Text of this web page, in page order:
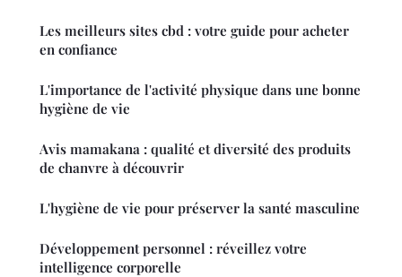
Les meilleurs sites cbd : votre guide pour acheter
en confiance
L'importance de l'activité physique dans une bonne
hygiène de vie
Avis mamakana : qualité et diversité des produits
de chanvre à découvrir
L'hygiène de vie pour préserver la santé masculine
Développement personnel : réveillez votre
intelligence corporelle